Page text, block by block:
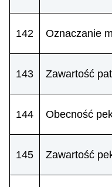
142 Oznaczanie
143 Zawartość
144 Obecność
145 Zawartość